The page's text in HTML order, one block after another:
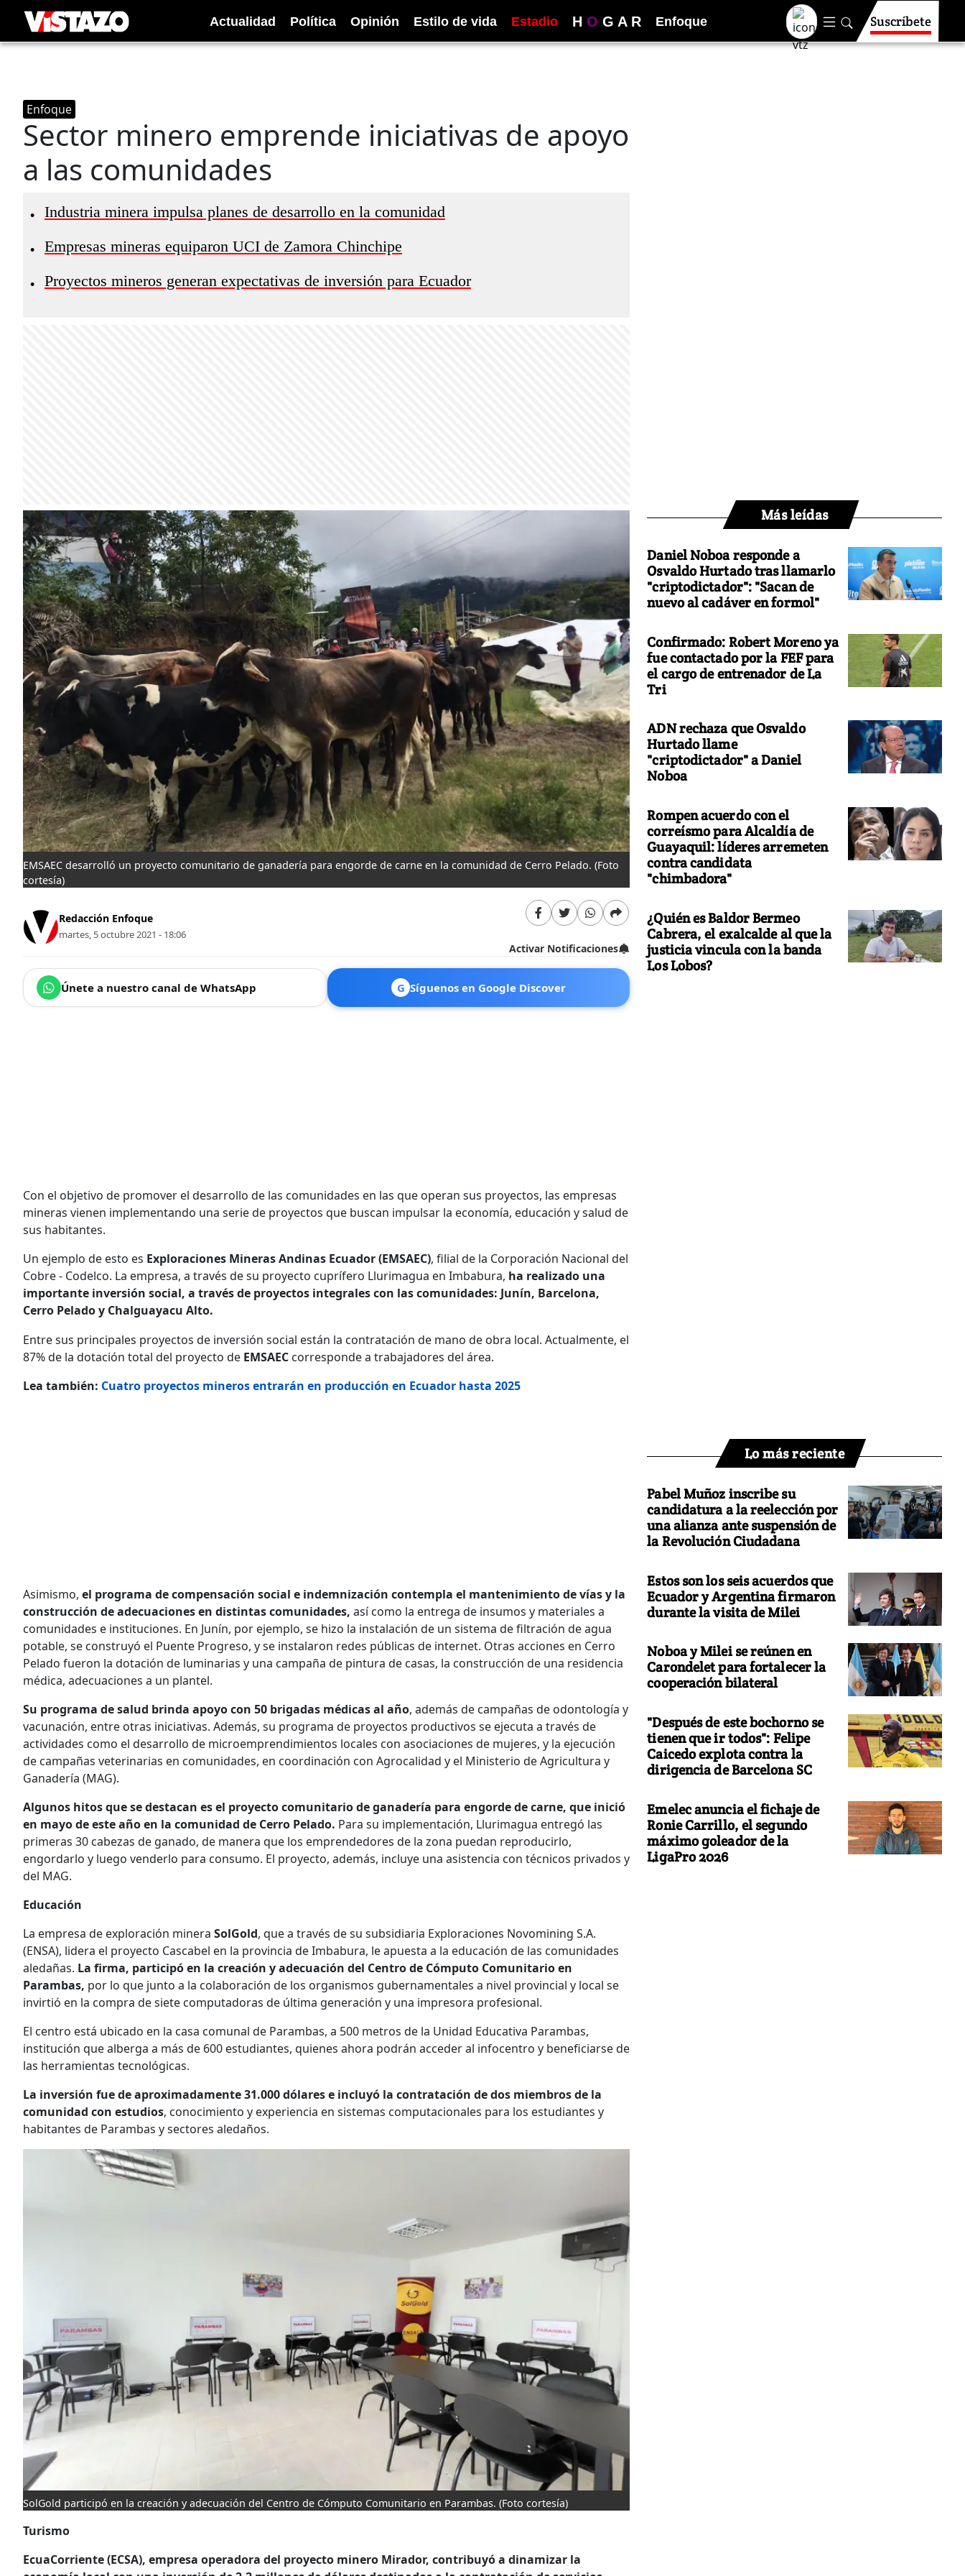
Actualidad Política Opinión Estilo de vida Estadio H O G A R Enfoque Suscríbete
Enfoque
Sector minero emprende iniciativas de apoyo
a las comunidades
• Industria minera impulsa planes de desarrollo en la comunidad
• Empresas mineras equiparon UCI de Zamora Chinchipe
• Proyectos mineros generan expectativas de inversión para Ecuador
EMSAEC desarrolló un proyecto comunitario de ganadería para engorde de carne en la comunidad de Cerro Pelado. (Foto
cortesía)
Redacción Enfoque
martes, 5 octubre 2021 - 18:06
Activar Notificaciones
Únete a nuestro canal de WhatsApp G Síguenos en Google Discover
Con el objetivo de promover el desarrollo de las comunidades en las que operan sus proyectos, las empresas
mineras vienen implementando una serie de proyectos que buscan impulsar la economía, educación y salud de
sus habitantes.
Un ejemplo de esto es Exploraciones Mineras Andinas Ecuador (EMSAEC), filial de la Corporación Nacional del
Cobre - Codelco. La empresa, a través de su proyecto cuprífero Llurimagua en Imbabura, ha realizado una
importante inversión social, a través de proyectos integrales con las comunidades: Junín, Barcelona,
Cerro Pelado y Chalguayacu Alto.
Entre sus principales proyectos de inversión social están la contratación de mano de obra local. Actualmente, el
87% de la dotación total del proyecto de EMSAEC corresponde a trabajadores del área.
Lea también: Cuatro proyectos mineros entrarán en producción en Ecuador hasta 2025
Asimismo, el programa de compensación social e indemnización contempla el mantenimiento de vías y la
construcción de adecuaciones en distintas comunidades, así como la entrega de insumos y materiales a
comunidades e instituciones. En Junín, por ejemplo, se hizo la instalación de un sistema de filtración de agua
potable, se construyó el Puente Progreso, y se instalaron redes públicas de internet. Otras acciones en Cerro
Pelado fueron la dotación de luminarias y una campaña de pintura de casas, la construcción de una residencia
médica, adecuaciones a un plantel.
Su programa de salud brinda apoyo con 50 brigadas médicas al año, además de campañas de odontología y
vacunación, entre otras iniciativas. Además, su programa de proyectos productivos se ejecuta a través de
actividades como el desarrollo de microemprendimientos locales con asociaciones de mujeres, y la ejecución
de campañas veterinarias en comunidades, en coordinación con Agrocalidad y el Ministerio de Agricultura y
Ganadería (MAG).
Algunos hitos que se destacan es el proyecto comunitario de ganadería para engorde de carne, que inició
en mayo de este año en la comunidad de Cerro Pelado. Para su implementación, Llurimagua entregó las
primeras 30 cabezas de ganado, de manera que los emprendedores de la zona puedan reproducirlo,
engordarlo y luego venderlo para consumo. El proyecto, además, incluye una asistencia con técnicos privados y
del MAG.
Educación
La empresa de exploración minera SolGold, que a través de su subsidiaria Exploraciones Novomining S.A.
(ENSA), lidera el proyecto Cascabel en la provincia de Imbabura, le apuesta a la educación de las comunidades
aledañas. La firma, participó en la creación y adecuación del Centro de Cómputo Comunitario en
Parambas, por lo que junto a la colaboración de los organismos gubernamentales a nivel provincial y local se
invirtió en la compra de siete computadoras de última generación y una impresora profesional.
El centro está ubicado en la casa comunal de Parambas, a 500 metros de la Unidad Educativa Parambas,
institución que alberga a más de 600 estudiantes, quienes ahora podrán acceder al infocentro y beneficiarse de
las herramientas tecnológicas.
La inversión fue de aproximadamente 31.000 dólares e incluyó la contratación de dos miembros de la
comunidad con estudios, conocimiento y experiencia en sistemas computacionales para los estudiantes y
habitantes de Parambas y sectores aledaños.
SolGold participó en la creación y adecuación del Centro de Cómputo Comunitario en Parambas. (Foto cortesía)
Turismo
EcuaCorriente (ECSA), empresa operadora del proyecto minero Mirador, contribuyó a dinamizar la
Más leídas
Daniel Noboa responde a
Osvaldo Hurtado tras llamarlo
"criptodictador": "Sacan de
nuevo al cadáver en formol"
Confirmado: Robert Moreno ya
fue contactado por la FEF para
el cargo de entrenador de La
Tri
ADN rechaza que Osvaldo
Hurtado llame
"criptodictador" a Daniel
Noboa
Rompen acuerdo con el
correísmo para Alcaldía de
Guayaquil: líderes arremeten
contra candidata
"chimbadora"
¿Quién es Baldor Bermeo
Cabrera, el exalcalde al que la
justicia vincula con la banda
Los Lobos?
Lo más reciente
Pabel Muñoz inscribe su
candidatura a la reelección por
una alianza ante suspensión de
la Revolución Ciudadana
Estos son los seis acuerdos que
Ecuador y Argentina firmaron
durante la visita de Milei
Noboa y Milei se reúnen en
Carondelet para fortalecer la
cooperación bilateral
"Después de este bochorno se
tienen que ir todos": Felipe
Caicedo explota contra la
dirigencia de Barcelona SC
Emelec anuncia el fichaje de
Ronie Carrillo, el segundo
máximo goleador de la
LigaPro 2026